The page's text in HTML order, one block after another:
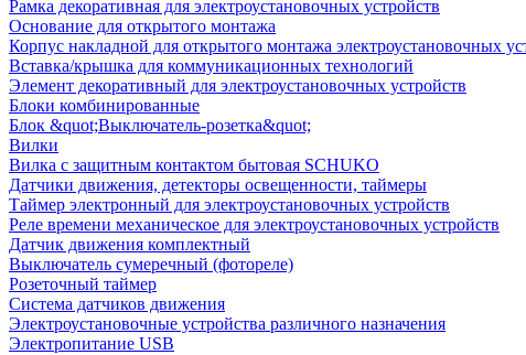
Рамка декоративная для электроустановочных устройств
Основание для открытого монтажа
Корпус накладной для открытого монтажа электроустановочных
Вставка/крышка для коммуникационных технологий
Элемент декоративный для электроустановочных устройств
Блоки комбинированные
Блок &quot;Выключатель-розетка&quot;
Вилки
Вилка с защитным контактом бытовая SCHUKO
Датчики движения, детекторы освещенности, таймеры
Таймер электронный для электроустановочных устройств
Реле времени механическое для электроустановочных устройств
Датчик движения комплектный
Выключатель сумеречный (фотореле)
Розеточный таймер
Система датчиков движения
Электроустановочные устройства различного назначения
Электропитание USB